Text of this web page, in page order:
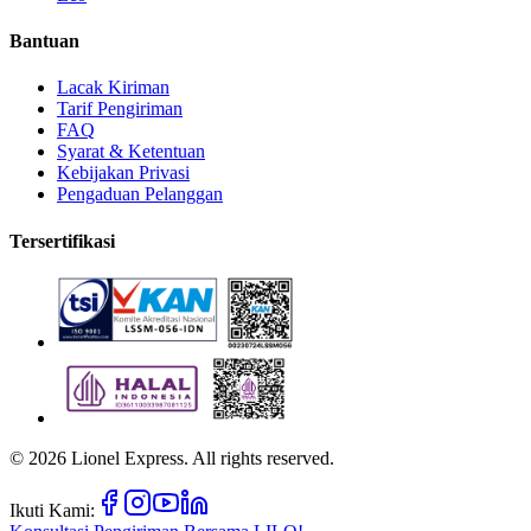
Bantuan
Lacak Kiriman
Tarif Pengiriman
FAQ
Syarat & Ketentuan
Kebijakan Privasi
Pengaduan Pelanggan
Tersertifikasi
© 2026 Lionel Express. All rights reserved.
Ikuti Kami: